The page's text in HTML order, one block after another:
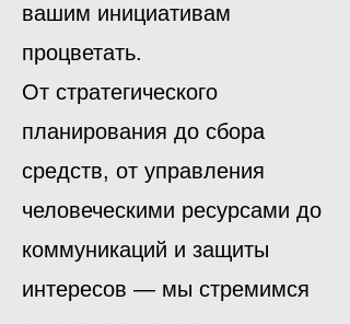
вашим инициативам
процветать.
От стратегического
планирования до сбора
средств, от управления
человеческими ресурсами до
коммуникаций и защиты
интересов — мы стремимся